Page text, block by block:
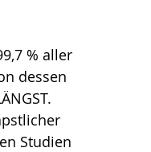
% aller
dessen
Studien